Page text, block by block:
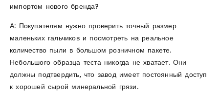
импортом нового бренда?
А: Покупателям нужно проверить точный размер
маленьких гальчиков и посмотреть на реальное
количество пыли в большом розничном пакете.
Небольшого образца теста никогда не хватает. Они
должны подтвердить, что завод имеет постоянный доступ
к хорошей сырой минеральной грязи.